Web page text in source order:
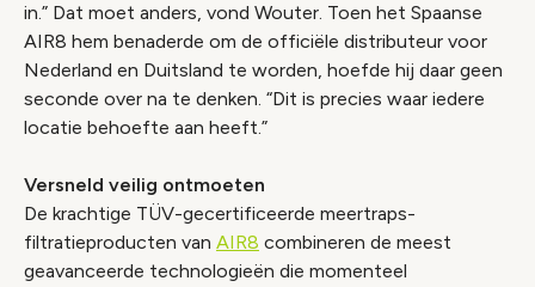
in.” Dat moet anders, vond Wouter. Toen het Spaanse
AIR8 hem benaderde om de officiële distributeur voor
Nederland en Duitsland te worden, hoefde hij daar geen
seconde over na te denken. “Dit is precies waar iedere
locatie behoefte aan heeft.”
Versneld veilig ontmoeten
De krachtige TÜV-gecertificeerde meertraps-
filtratieproducten van AIR8 combineren de meest
geavanceerde technologieën die momenteel